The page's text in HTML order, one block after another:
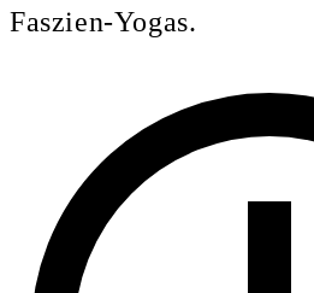
Faszien-Yogas.